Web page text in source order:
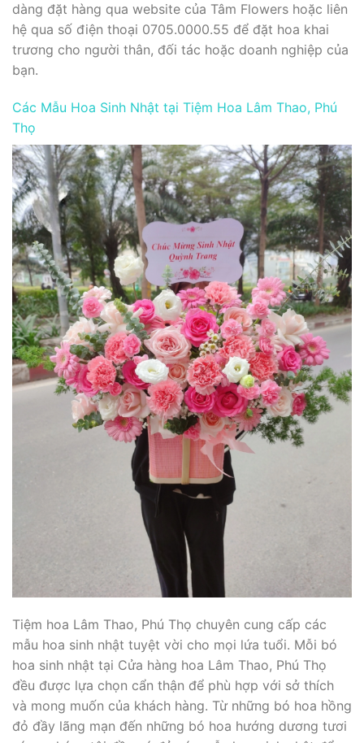
dàng đặt hàng qua website của Tâm Flowers hoặc liên
hệ qua số điện thoại 0705.0000.55 để đặt hoa khai
trương cho người thân, đối tác hoặc doanh nghiệp của
bạn.
Các Mẫu Hoa Sinh Nhật tại Tiệm Hoa Lâm Thao, Phú
Thọ
Tiệm hoa Lâm Thao, Phú Thọ chuyên cung cấp các
mẫu hoa sinh nhật tuyệt vời cho mọi lứa tuổi. Mỗi bó
hoa sinh nhật tại Cửa hàng hoa Lâm Thao, Phú Thọ
đều được lựa chọn cẩn thận để phù hợp với sở thích
và mong muốn của khách hàng. Từ những bó hoa hồng
đỏ đầy lãng mạn đến những bó hoa hướng dương tươi